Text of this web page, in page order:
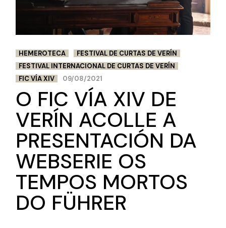
HEMEROTECA
FESTIVAL DE CURTAS DE VERÍN
FESTIVAL INTERNACIONAL DE CURTAS DE VERÍN
FIC VÍA XIV
09/08/2021
O FIC VÍA XIV DE
VERÍN ACOLLE A
PRESENTACIÓN DA
WEBSERIE OS
TEMPOS MORTOS
DO FÜHRER